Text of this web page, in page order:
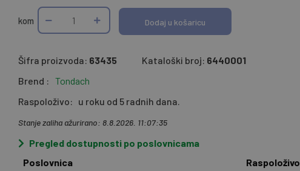
kom Dodaj u košaricu
Šifra proizvoda: 63435 Kataloški broj: 6440001
Brend : Tondach
Raspoloživo: u roku od 5 radnih dana.
Stanje zaliha ažurirano: 8.8.2026. 11:07:35
Pregled dostupnosti po poslovnicama
Poslovnica
Raspoloživo